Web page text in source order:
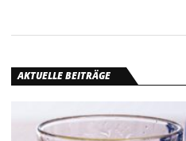
AKTUELLE BEITRÄGE